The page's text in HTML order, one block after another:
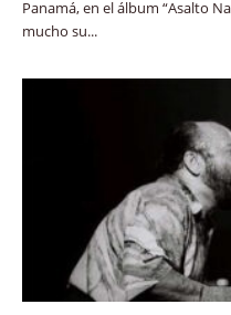
Panamá, en el álbum “Asalto
mucho su...